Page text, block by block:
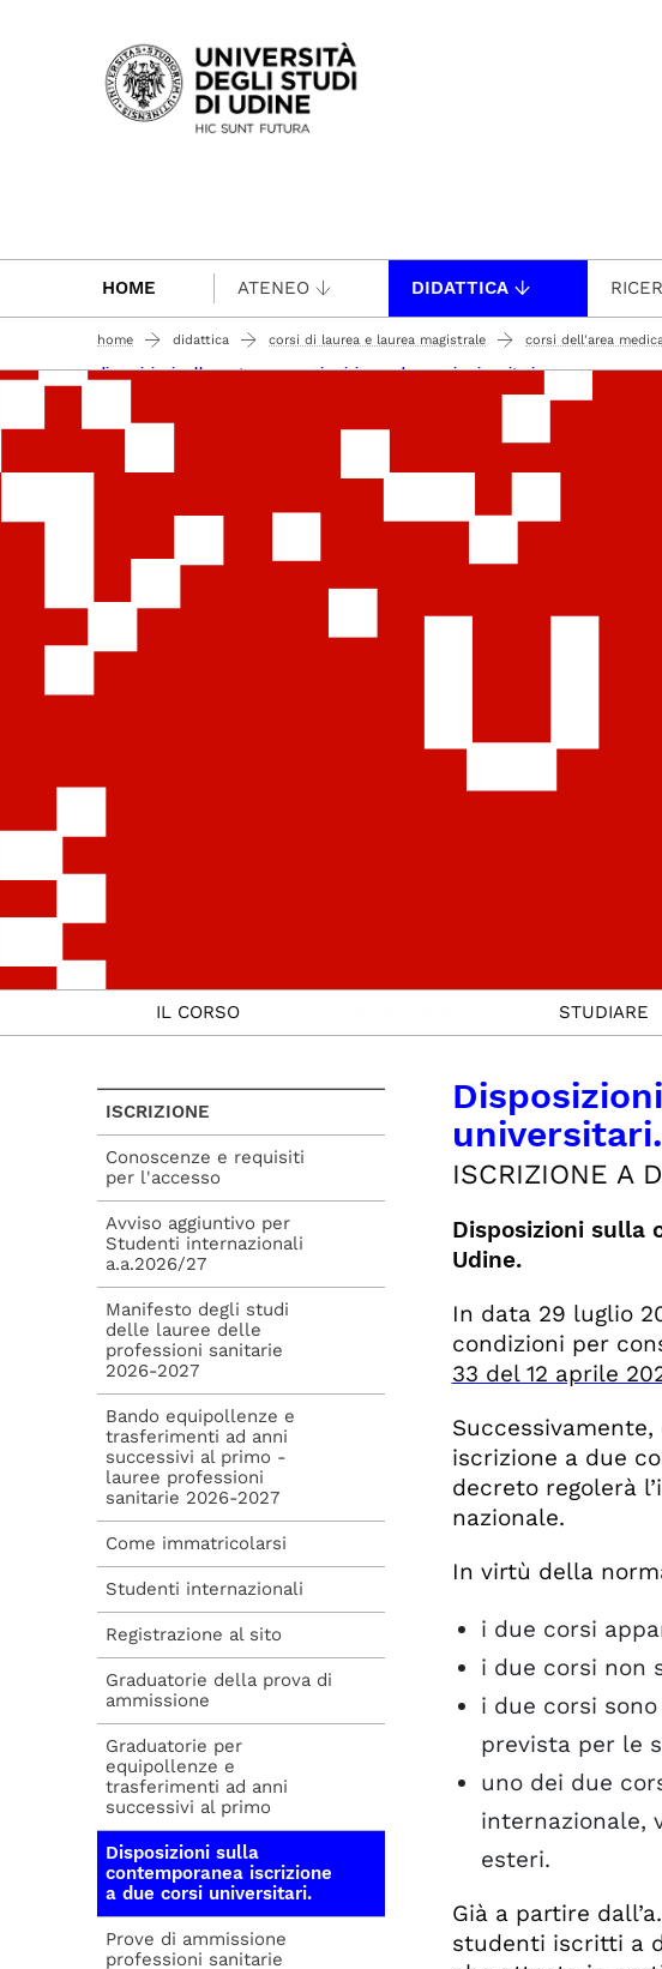
Passa al contenuto principale
HOME ATENEO DIDATTICA
home didattica corsi di laurea e laurea magistrale corsi dell'area
disposizioni sulla contemporanea iscrizione a due corsi universitari.
IL CORSO STUDIARE
universitari.
ISCRIZIONE A
Disposizioni sulla
Udine.
In data 29 luglio
condizioni per
33 del 12 aprile
iscrizione a due
decreto regolerà
nazionale.
In virtù della
i due corsi
i due corsi non
i due corsi
prevista per le
uno dei due
internazionale,
esteri.
Già a partire
studenti iscritti a
ISCRIZIONE
Conoscenze e requisiti
per l'accesso
Avviso aggiuntivo per
Studenti internazionali
a.a.2026/27
Manifesto degli studi
delle lauree delle
professioni sanitarie
2026-2027
Bando equipollenze e
trasferimenti ad anni
successivi al primo -
lauree professioni
sanitarie 2026-2027
Come immatricolarsi
Studenti internazionali
Registrazione al sito
Graduatorie della prova di
ammissione
Graduatorie per
equipollenze e
trasferimenti ad anni
successivi al primo
Disposizioni sulla
contemporanea iscrizione
a due corsi universitari.
Prove di ammissione
professioni sanitarie